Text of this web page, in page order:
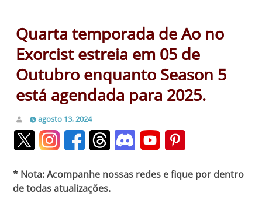
Quarta temporada de Ao no
Exorcist estreia em 05 de
Outubro enquanto Season 5
está agendada para 2025.
agosto 13, 2024
* Nota: Acompanhe nossas redes e fique por dentro
de todas atualizações.